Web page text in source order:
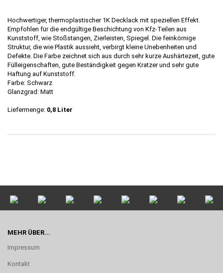
Hochwertiger, thermoplastischer 1K Decklack mit speziellen Effekt.
Empfohlen für die endgültige Beschichtung von Kfz-Teilen aus
Kunststoff, wie Stoßstangen, Zierleisten, Spiegel. Die feinkörnige
Struktur, die wie Plastik aussieht, verbirgt kleine Unebenheiten und
Defekte. Die Farbe zeichnet sich aus durch sehr kurze Aushärtezeit, gute
Fülleigenschaften, gute Beständigkeit gegen Kratzer und sehr gute
Haftung auf Kunststoff.
Farbe: Schwarz
Glanzgrad: Matt
Liefermenge: 0,8 Liter
MEHR ÜBER...
Impressum
Kontakt